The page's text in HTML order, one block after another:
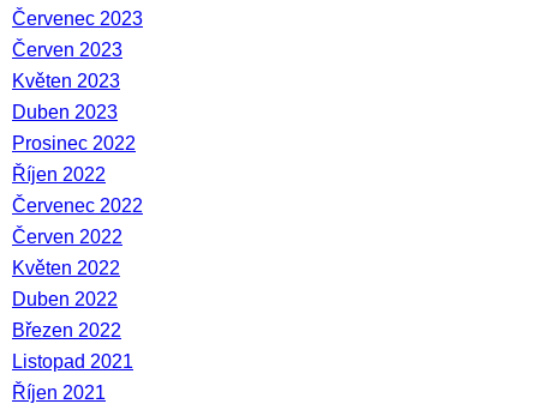
Červenec 2023
Červen 2023
Květen 2023
Duben 2023
Prosinec 2022
Říjen 2022
Červenec 2022
Červen 2022
Květen 2022
Duben 2022
Březen 2022
Listopad 2021
Říjen 2021